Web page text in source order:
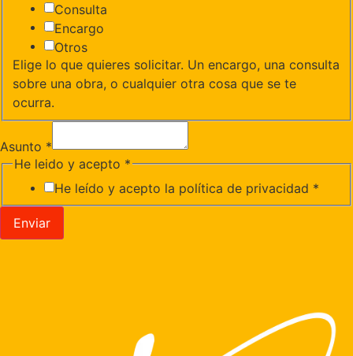
Consulta
Encargo
Otros
Elige lo que quieres solicitar. Un encargo, una consulta
sobre una obra, o cualquier otra cosa que se te
ocurra.
Asunto *
He leido y acepto *
He leído y acepto la política de privacidad *
Enviar